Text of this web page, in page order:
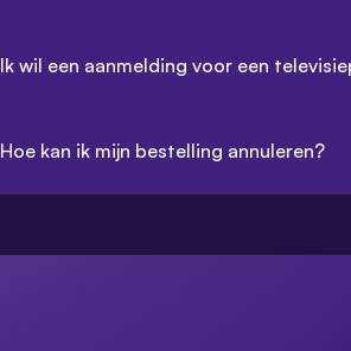
Ik wil een aanmelding voor een
Hoe kan ik mijn bestelling annuleren?